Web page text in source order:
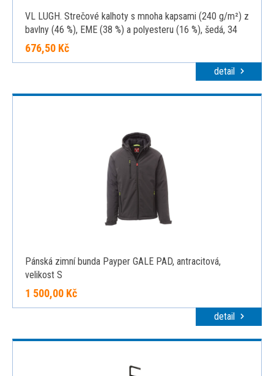
VL LUGH. Strečové kalhoty s mnoha kapsami (240 g/m²) z
bavlny (46 %), EME (38 %) a polyesteru (16 %), šedá, 34
676,50 Kč
detail
Pánská zimní bunda Payper GALE PAD, antracitová,
velikost S
1 500,00 Kč
detail